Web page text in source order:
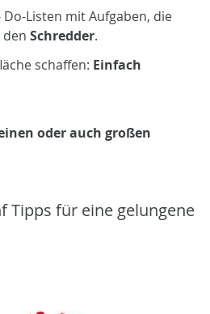
Listen mit Aufgaben, die
Schredder.
schaffen: Einfach
oder auch großen
Tipps für eine gelungene